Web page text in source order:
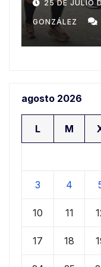
20 DE JULIO
GONZÁLEZ
agosto 2026
L M
3 4
10 11
17 18